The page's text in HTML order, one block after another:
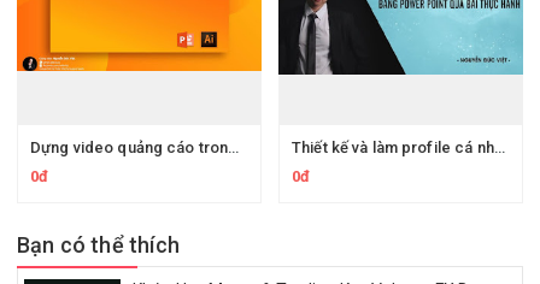
Dựng video quảng cáo trong 30 phút với Power Point và illustrator
0đ
Thiết kế và làm profile cá nhân bằng Powerpoint
0đ
Bạn có thể thích